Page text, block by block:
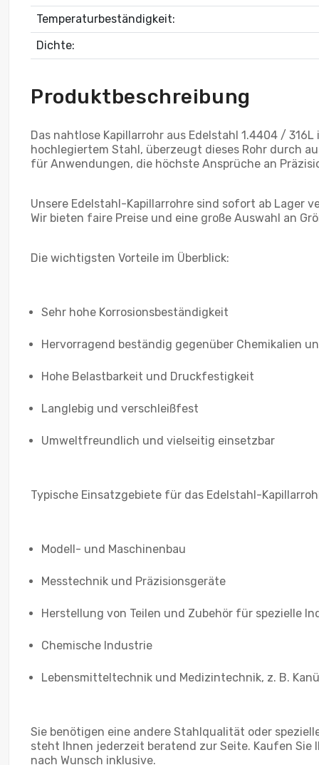
Temperaturbeständigkeit:
Dichte:
Produktbeschreibung
Das nahtlose Kapillarrohr aus Edelstahl 1.4404 /
hochlegiertem Stahl, überzeugt dieses Rohr durch
für Anwendungen, die höchste Ansprüche an
Unsere Edelstahl-Kapillarrohre sind sofort ab Lager
Wir bieten faire Preise und eine große Auswahl an
Die wichtigsten Vorteile im Überblick:
Sehr hohe Korrosionsbeständigkeit
Hervorragend beständig gegenüber Chemikalien
Hohe Belastbarkeit und Druckfestigkeit
Langlebig und verschleißfest
Umweltfreundlich und vielseitig einsetzbar
Typische Einsatzgebiete für das Edelstahl-
Modell- und Maschinenbau
Messtechnik und Präzisionsgeräte
Herstellung von Teilen und Zubehör für spezielle
Chemische Industrie
Lebensmitteltechnik und Medizintechnik, z. B.
Sie benötigen eine andere Stahlqualität oder
steht Ihnen jederzeit beratend zur Seite. Kaufen
nach Wunsch inklusive.